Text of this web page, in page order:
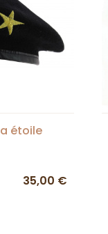
étoile
35,00 €